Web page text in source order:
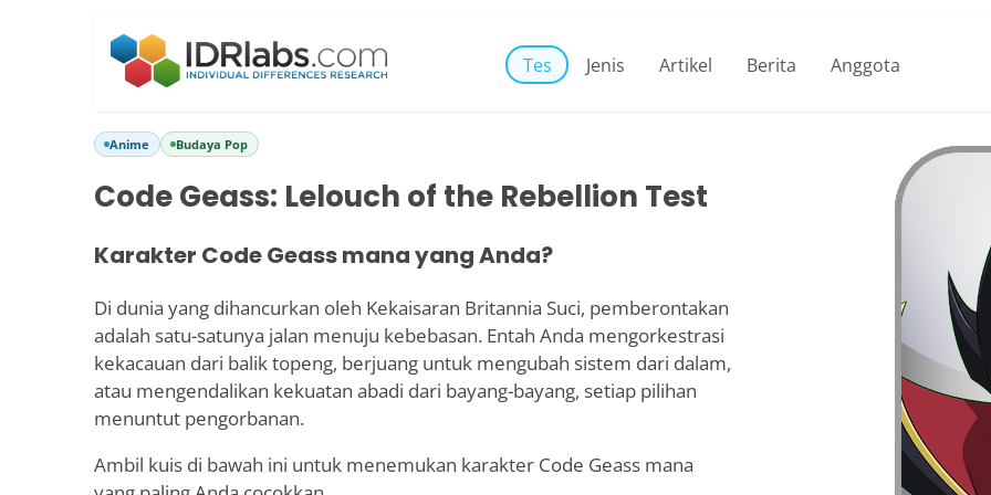
Tes Jenis Artikel Berita Anggota
Anime Budaya Pop
Code Geass: Lelouch of the Rebellion Test
Karakter Code Geass mana yang Anda?
Di dunia yang dihancurkan oleh Kekaisaran Britannia Suci, pemberontakan
adalah satu-satunya jalan menuju kebebasan. Entah Anda mengorkestrasi
kekacauan dari balik topeng, berjuang untuk mengubah sistem dari dalam,
atau mengendalikan kekuatan abadi dari bayang-bayang, setiap pilihan
menuntut pengorbanan.
Ambil kuis di bawah ini untuk menemukan karakter Code Geass mana